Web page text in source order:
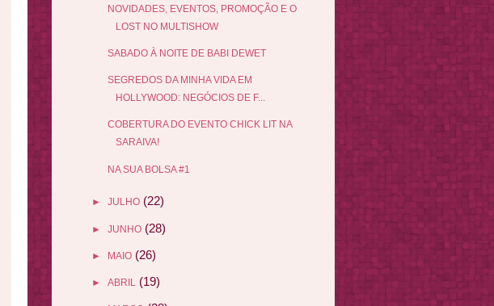
NOVIDADES, EVENTOS, PROMOÇÃO E O
LOST NO MULTISHOW
SABADO À NOITE DE BABI DEWET
SEGREDOS DA MINHA VIDA EM
HOLLYWOOD: NEGÓCIOS DE F...
COBERTURA DO EVENTO CHICK LIT NA
SARAIVA!
NA SUA BOLSA #1
► JULHO (22)
► JUNHO (28)
► MAIO (26)
► ABRIL (19)